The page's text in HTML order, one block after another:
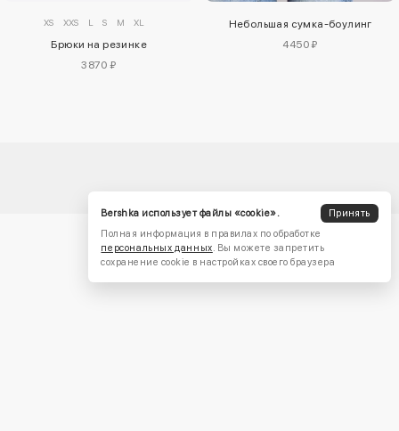
XS XXS L S M XL
Брюки на резинке
3870 ₽
Небольшая сумка-боулинг
4450 ₽
Bershka использует файлы «cookie».
Принять
Полная информация в правилах по обработке
персональных данных. Вы можете запретить
сохранение cookie в настройках своего браузера